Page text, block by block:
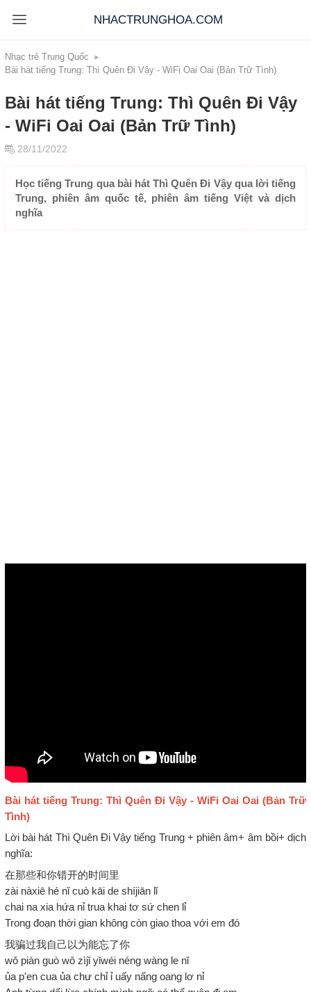
NHACTRUNGHOA.COM
Nhạc trẻ Trung Quốc
Bài hát tiếng Trung: Thì Quên Đi Vậy - WiFi Oai Oai (Bản Trữ Tình)
Bài hát tiếng Trung: Thì Quên Đi Vậy
- WiFi Oai Oai (Bản Trữ Tình)
28/11/2022
Học tiếng Trung qua bài hát Thì Quên Đi Vậy qua lời tiếng
Trung, phiên âm quốc tế, phiên âm tiếng Việt và dịch
nghĩa
Bài hát tiếng Trung: Thì Quên Đi Vậy - WiFi Oai Oai (Bản Trữ
Tình)
Lời bài hát Thì Quên Đi Vậy tiếng Trung + phiên âm+ âm bồi+ dịch
nghĩa:
在那些和你错开的时间里
zài nàxiē hé nǐ cuò kāi de shíjiān lǐ
chai na xia hứa nỉ trua khai tơ sứ chen lỉ
Trong đoạn thời gian không còn giao thoa với em đó
我骗过我自己以为能忘了你
wǒ piàn guò wǒ zìjǐ yǐwéi néng wàng le nǐ
ủa p'en cua ủa chư chỉ ỉ uấy nấng oang lơ nỉ